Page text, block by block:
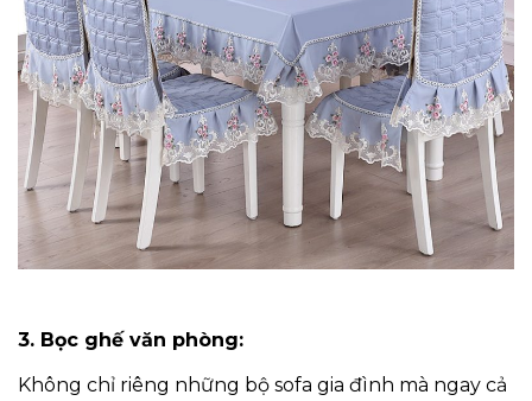
3. Bọc ghế văn phòng:
Không chỉ riêng những bộ sofa gia đình mà ngay cả